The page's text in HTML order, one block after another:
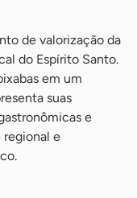
de valorização da
do Espírito Santo.
em um
suas
e
regional e